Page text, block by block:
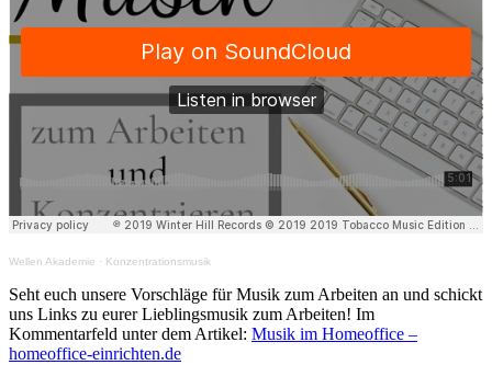
Wellen Akademie · Konzentrationsmusik
Seht euch unsere Vorschläge für Musik zum Arbeiten an und schickt
uns Links zu eurer Lieblingsmusik zum Arbeiten! Im
Kommentarfeld unter dem Artikel: Musik im Homeoffice –
homeoffice-einrichten.de